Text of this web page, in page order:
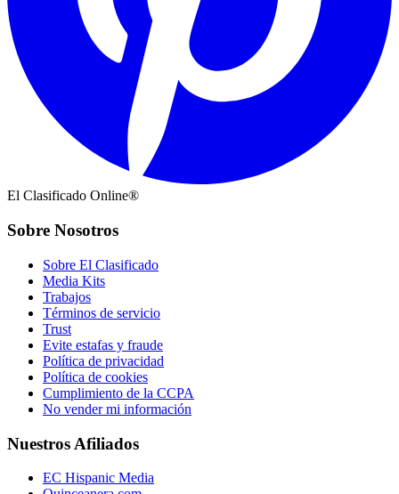
El Clasificado Online®
Sobre Nosotros
Sobre El Clasificado
Media Kits
Trabajos
Términos de servicio
Trust
Evite estafas y fraude
Política de privacidad
Política de cookies
Cumplimiento de la CCPA
No vender mi información
Nuestros Afiliados
EC Hispanic Media